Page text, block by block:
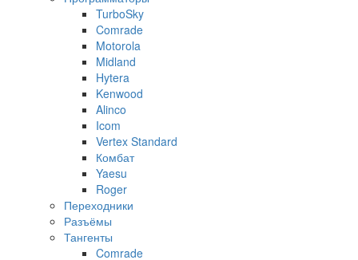
TurboSky
Comrade
Motorola
Midland
Hytera
Kenwood
Alinco
Icom
Vertex Standard
Комбат
Yaesu
Roger
Переходники
Разъёмы
Тангенты
Comrade